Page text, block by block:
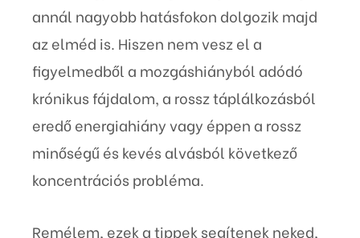
annál nagyobb hatásfokon dolgozik majd
az elméd is. Hiszen nem vesz el a
figyelmedből a mozgáshiányból adódó
krónikus fájdalom, a rossz táplálkozásból
eredő energiahiány vagy éppen a rossz
minőségű és kevés alvásból következő
koncentrációs probléma.
Remélem, ezek a tippek segítenek neked,